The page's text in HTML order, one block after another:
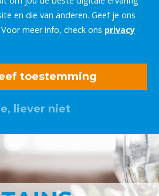
en die van anderen. Geef je ons
meer info, check ons privacy
toestemming
liever niet